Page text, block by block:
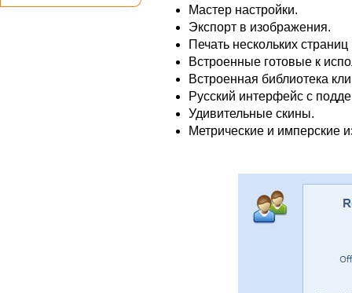
Мастер настройки.
Экспорт в изображения.
Печать нескольких страниц
Встроенные готовые к
Встроенная библиотека
Русский интерфейс с
Удивительные скины.
Метрические и